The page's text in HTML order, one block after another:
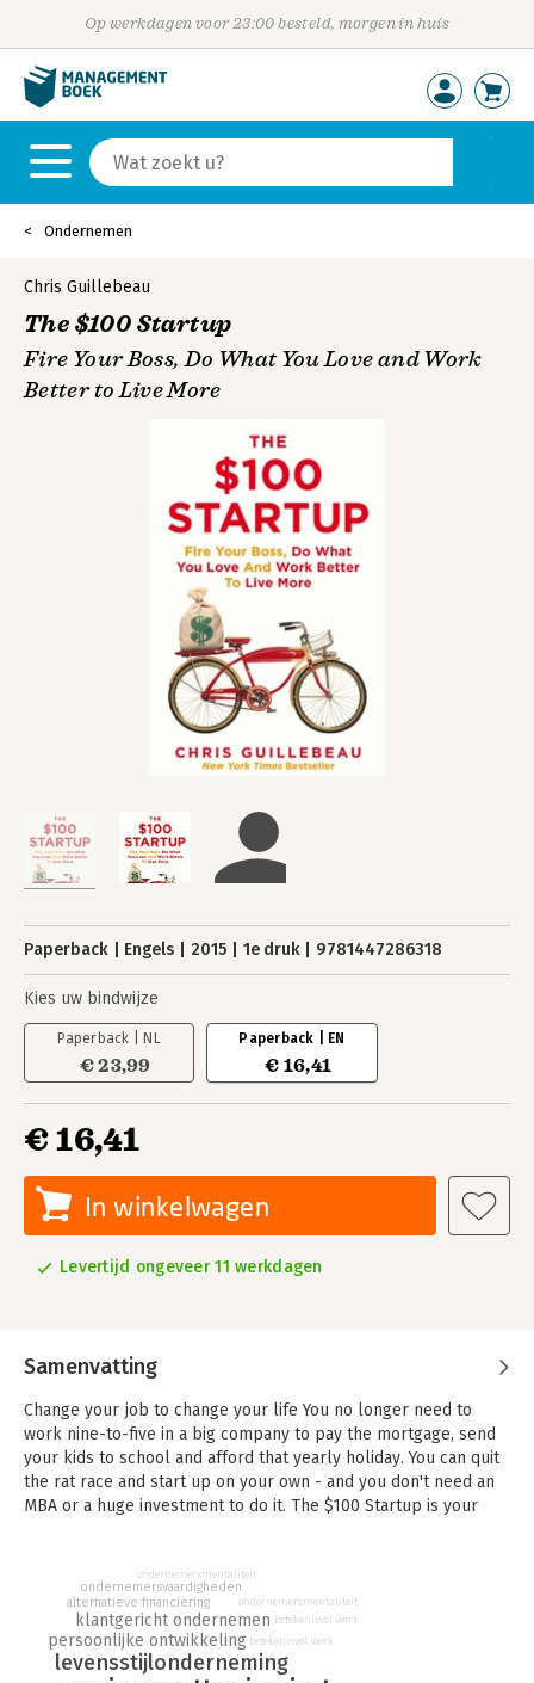
Op werkdagen voor 23:00 besteld, morgen in huis
Ondernemen
Chris Guillebeau
The $100 Startup
Fire Your Boss, Do What You Love and Work
Better to Live More
Paperback Engels 2015 1e druk 9781447286318
Kies uw bindwijze
Paperback | NL
€ 23,99
Paperback | EN
€ 16,41
€ 16,41
In winkelwagen
Levertijd ongeveer 11 werkdagen
Samenvatting
Change your job to change your life You no longer need to
work nine-to-five in a big company to pay the mortgage, send
your kids to school and afford that yearly holiday. You can quit
the rat race and start up on your own - and you don't need an
MBA or a huge investment to do it. The $100 Startup is your
Learn how to: - Earn a good living on your own terms, when and
where you want - Achieve that perfect blend of passion and
income to make work something you love - Take crucial
insights from 50 ordinary people who started a business with
$100 or less - Spend less time working and more time living
levensstijlonderneming
persoonlijke ontwikkeling
klantgericht ondernemen
alternatieve financiering
ondernemersvaardigheden
ondernemersmentaliteit
betekenisvol werk
ondernemersmentaliteit
betekenisvol werk